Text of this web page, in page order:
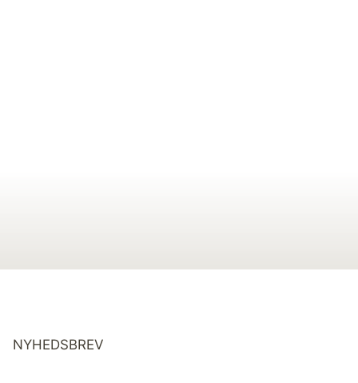
NYHEDSBREV